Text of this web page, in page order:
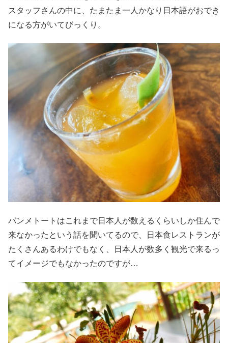
スタッフさんの中に、たまたま一人かなり日本語がおでき
になる方がいてびっくり。
バンメトートはこれまで日本人が数えるくらいしか住んで
来なかったという話を聞いてるので、日本食レストランが
たくさんあるわけでもなく、日本人が数多く観光で来るっ
てイメージでもなかったのですが…